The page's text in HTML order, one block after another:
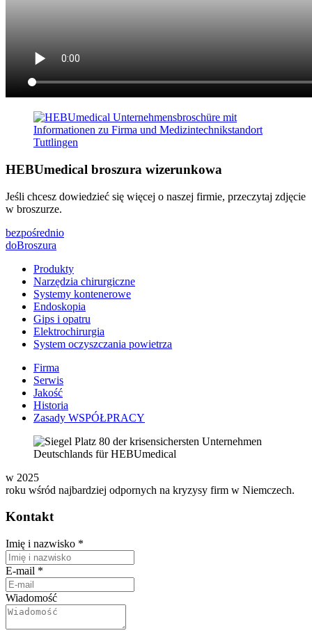
HEBUmedical broszura wizerunkowa
Jeśli chcesz dowiedzieć się więcej o naszej firmie, przeczytaj zdjęcie
w broszurze.
bezpośrednio
doBroszura
Produkty
Narzędzia chirurgiczne
Systemy kontenerowe
Endoskopia
Gips i opatru
Elektrochirurgia
System oczyszczania powietrza
Firma
Serwis
Jakość
Historia
Zasady WSPÓŁPRACY
w 2025
roku wśród najbardziej odpornych na kryzysy firm w Niemczech.
Kontakt
Imię i nazwisko *
E-mail *
Wiadomość